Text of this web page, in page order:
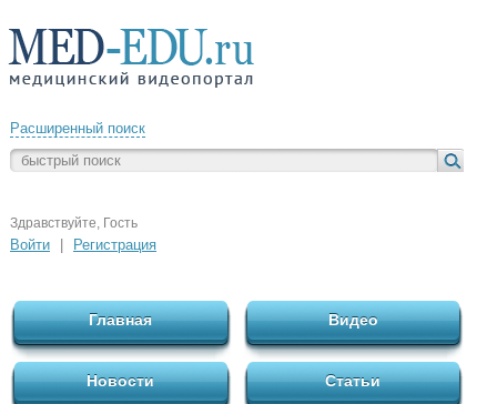
Расширенный поиск
Здравствуйте, Гость
Войти Регистрация
Главная Видео
Новости Статьи